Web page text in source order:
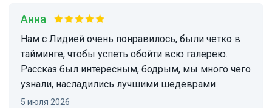
Анна
нам с Лидией очень понравилось, были четко в
тайминге, чтобы успеть обойти всю галерею.
Рассказ был интересным, бодрым, мы много чего
узнали, насладились лучшими шедеврами
5 июля 2026